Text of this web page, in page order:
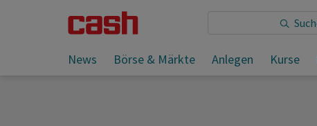
News Börse & Märkte Anlegen Kurse